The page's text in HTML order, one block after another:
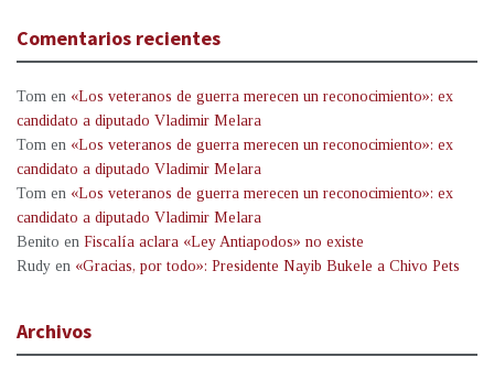
Comentarios recientes
Tom en «Los veteranos de guerra merecen un reconocimiento»: ex
candidato a diputado Vladimir Melara
Tom en «Los veteranos de guerra merecen un reconocimiento»: ex
candidato a diputado Vladimir Melara
Tom en «Los veteranos de guerra merecen un reconocimiento»: ex
candidato a diputado Vladimir Melara
Benito en Fiscalía aclara «Ley Antiapodos» no existe
Rudy en «Gracias, por todo»: Presidente Nayib Bukele a Chivo Pets
Archivos